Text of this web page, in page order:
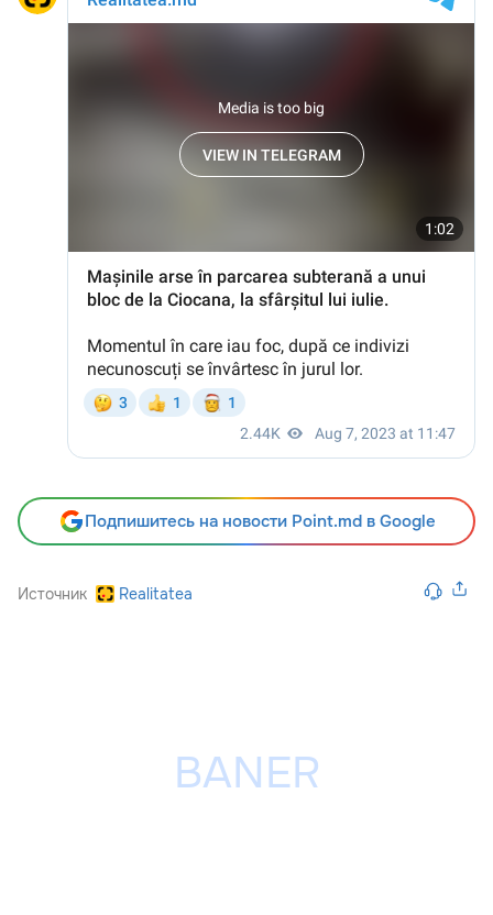
Подпишитесь на новости Point.md в Google
Источник Realitatea